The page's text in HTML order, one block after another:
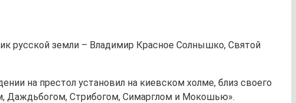
русской земли – Владимир Красное Солнышко, Святой
на престол установил на киевском холме, близ своего
Даждьбогом, Стрибогом, Симарглом и Мокошью».